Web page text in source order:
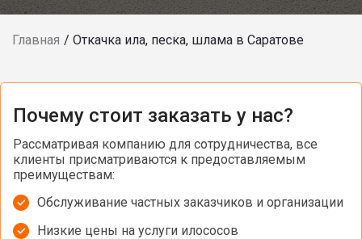
Главная Откачка ила, песка, шлама в Саратове
Почему стоит заказать у нас?
Рассматривая компанию для сотрудничества, все
клиенты присматриваются к предоставляемым
преимуществам:
Обслуживание частных заказчиков и организации
Низкие цены на услуги илососов